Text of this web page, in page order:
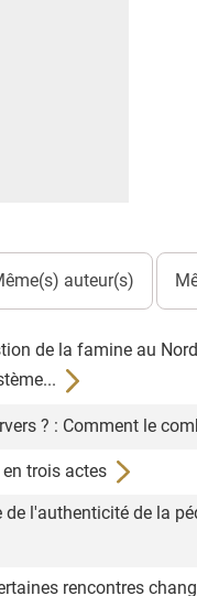
auteur(s)
de la famine au
? : Comment le
trois actes
l'authenticité de la
rencontres